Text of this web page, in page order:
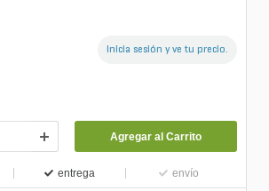
Inicia sesión y ve tu precio.
Agregar al Carrito
entrega envío